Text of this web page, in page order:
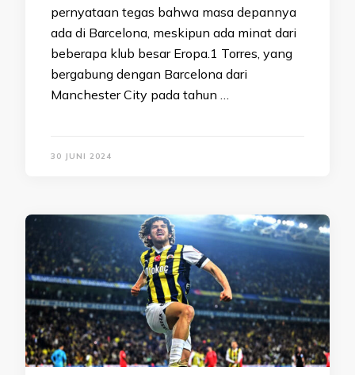
pernyataan tegas bahwa masa depannya
ada di Barcelona, meskipun ada minat dari
beberapa klub besar Eropa.1 Torres, yang
bergabung dengan Barcelona dari
Manchester City pada tahun …
30 JUNI 2024